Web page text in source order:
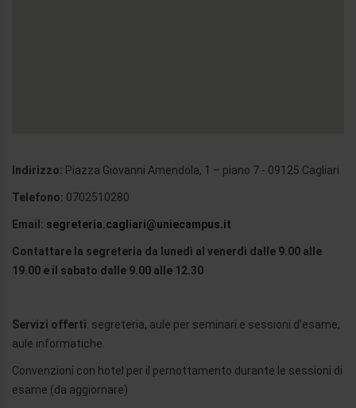
Indirizzo: Piazza Giovanni Amendola, 1 – piano 7 - 09125 Cagliari
Telefono: 0702510280
Email: segreteria.cagliari@uniecampus.it
Contattare la segreteria da lunedì al venerdì dalle 9.00 alle
19.00 e il sabato dalle 9.00 alle 12.30
Servizi offerti: segreteria, aule per seminari e sessioni d’esame,
aule informatiche.
Convenzioni con hotel per il pernottamento durante le sessioni di
esame (da aggiornare)